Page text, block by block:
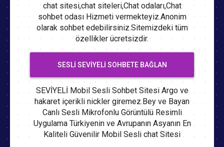
chat sitesi,chat siteleri,Chat odaları,Chat
sohbet odası Hizmeti vermekteyiz.Anonim
olarak sohbet edebilirsiniz.Sitemizdeki tüm
özellikler ücretsizdir.
SESLI SEVIYELI SOHBETE BAĞLAN
SEVİYELİ Mobil Sesli Sohbet Sitesi Argo ve
hakaret içerikli nickler giremez.Bey ve Bayan
Canlı Sesli Mikrofonlu Görüntülü Resimli
Uygulama Türkiyenin ve Avrupanın Asyanın En
Kaliteli Güvenilir Mobil Sesli chat Sitesi